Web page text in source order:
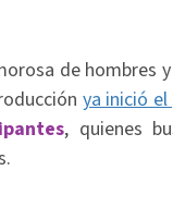
de hombres
ya inició
, quienes